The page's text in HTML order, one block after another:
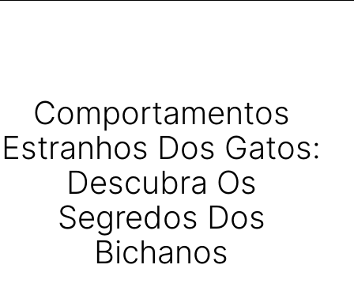
Comportamentos
Estranhos Dos Gatos:
Descubra Os
Segredos Dos
Bichanos